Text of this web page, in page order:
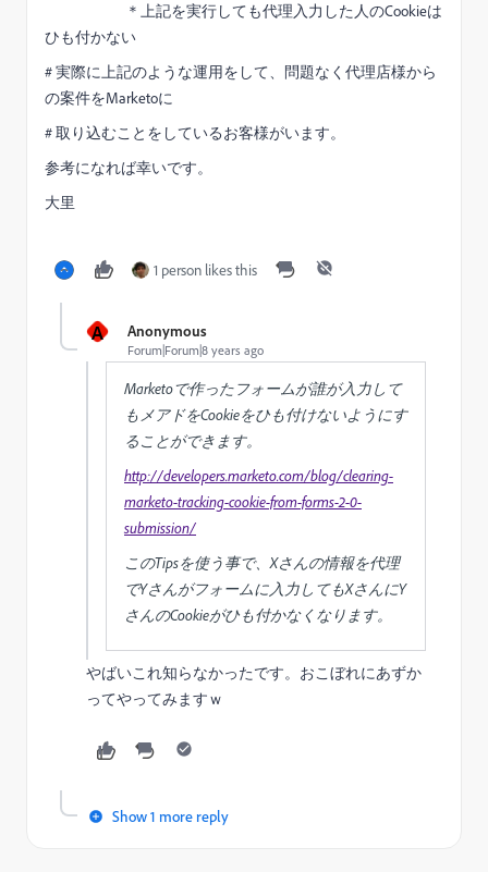
＊上記を実行しても代理入力した人のCookieは
ひも付かない
# 実際に上記のような運用をして、問題なく代理店様から
の案件をMarketoに
# 取り込むことをしているお客様がいます。
参考になれば幸いです。
大里
1 person likes this
A Anonymous
Forum|Forum|8 years ago
Marketoで作ったフォームが誰が入力して
もメアドをCookieをひも付けないようにす
ることができます。
http://developers.marketo.com/blog/clearing-
marketo-tracking-cookie-from-forms-2-0-
submission/
このTipsを使う事で、Xさんの情報を代理
でYさんがフォームに入力してもXさんにY
さんのCookieがひも付かなくなります。
やばいこれ知らなかったです。おこぼれにあずか
ってやってみますｗ
Show 1 more reply